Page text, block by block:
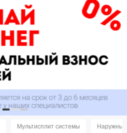
Мультисплит системы Наружные